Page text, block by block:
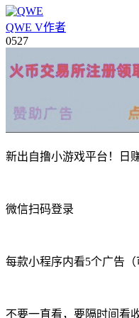
QWE V作者
0527
新出自撸小游戏平台！日
微信扫码登录
每款小程序内看5个广告
不要一直看，要隔时间看